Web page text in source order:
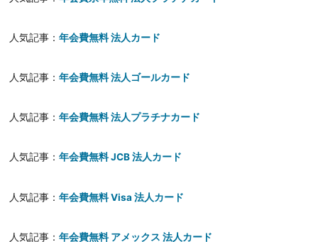
人気記事：年会費無料 法人カード
人気記事：年会費無料 法人ゴールカード
人気記事：年会費無料 法人プラチナカード
人気記事：年会費無料 JCB 法人カード
人気記事：年会費無料 Visa 法人カード
人気記事：年会費無料 アメックス 法人カード